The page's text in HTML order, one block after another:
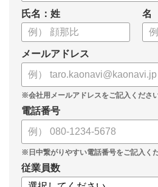
氏名：姓 名
メールアドレス
電話番号
従業員数